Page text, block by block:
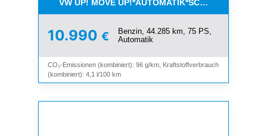
VW UP! MOVE
10.990 €
Benzin, 44.285 km, 75 PS,
Automatik
CO₂-Emissionen (kombiniert): 96 g/km, Kraftstoffverbrauch
(kombiniert): 4,1 l/100 km